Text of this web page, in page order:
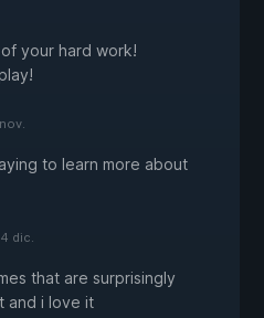
your hard work!
to learn more about
dic.
that are surprisingly
and i love it